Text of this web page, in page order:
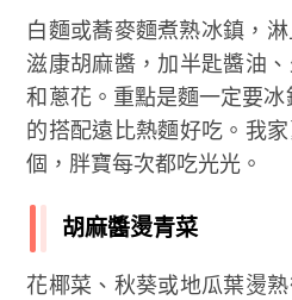
白麵或蕎麥麵煮熟冰鎮，
滋康胡麻醬，加半匙醬油
和蔥花。重點是麵一定要
的搭配遠比熱麵好吃。我
個，胖寶每次都吃光光。
胡麻醬燙青菜
花椰菜、秋葵或地瓜葉燙